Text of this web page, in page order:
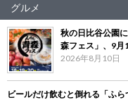
グルメ
秋の日比谷公園
森フェス」、9月
2026年8月10日
ビールだけ飲むと倒れる「ふ